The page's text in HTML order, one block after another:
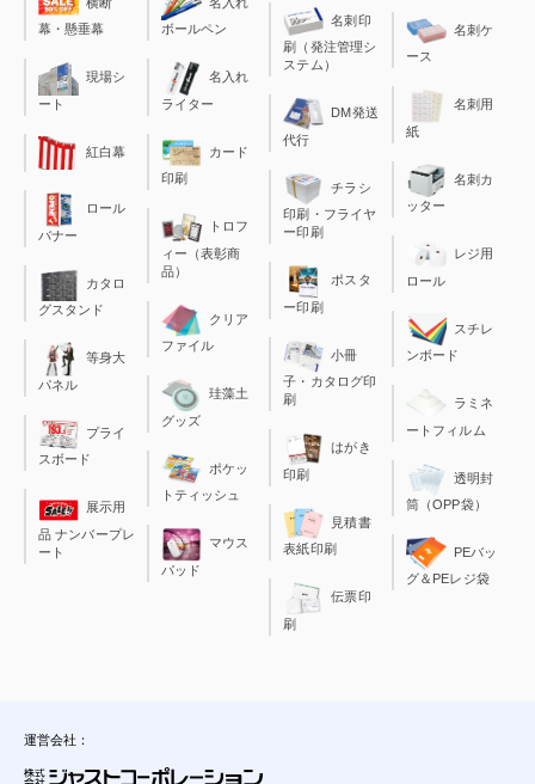
幕・懸垂幕
現場シ
ート
紅白幕
ロール
バナー
カタロ
グスタンド
等身大
パネル
プライ
スボード
展示用
品 ナンバープレ
ート
ボールペン
名入れ
ライター
カード
印刷
トロフ
ィー（表彰商
品）
クリア
ファイル
珪藻土
グッズ
ポケッ
トティッシュ
マウス
パッド
名刺印
刷（発注管理シ
ステム）
DM発送
代行
チラシ
印刷・フライヤ
ー印刷
ポスタ
ー印刷
小冊
子・カタログ印
刷
はがき
印刷
見積書
表紙印刷
伝票印
刷
名刺ケ
ース
名刺用
紙
名刺カ
ッター
レジ用
ロール
スチレ
ンボード
ラミネ
ートフィルム
透明封
筒（OPP袋）
PEバッ
グ＆PEレジ袋
運営会社：